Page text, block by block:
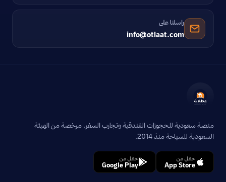
راسلنا على
info@otlaat.com
منصة سعودية للحجوزات الفندقية وتجارب السفر. مرخصة من الهيئة
السعودية للسياحة منذ 2014.
حمّل من
App Store
حمّل من
Google Play